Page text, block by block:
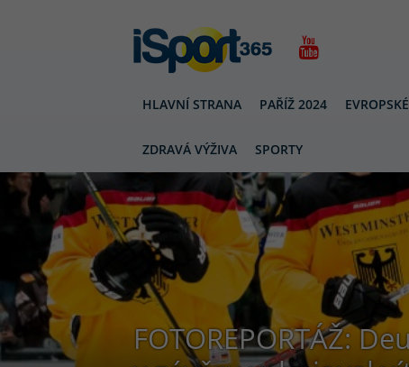
HLAVNÍ STRANA PAŘÍŽ 2024
ZDRAVÁ VÝŽIVA SPORTY
FOTOREPORTÁŽ: